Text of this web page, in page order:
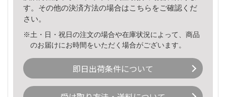
す。その他の決済方法の場合はこちら をご確認くだ
さい。
※土・日・祝日の注文の場合や在庫状況によって、商品
のお届けにお時間をいただく場合がございます。
即日出荷条件について